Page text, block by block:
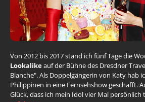
Von 2012 bis 2017 stand ich fünf Tage die
Lookalikeauf der Bühne des Dresdner
Blanche". Als Doppelgängerin von Katy hab
Philippinen in eine Fernsehshow geschafft.
Glück, dass ich mein Idol vier Mal